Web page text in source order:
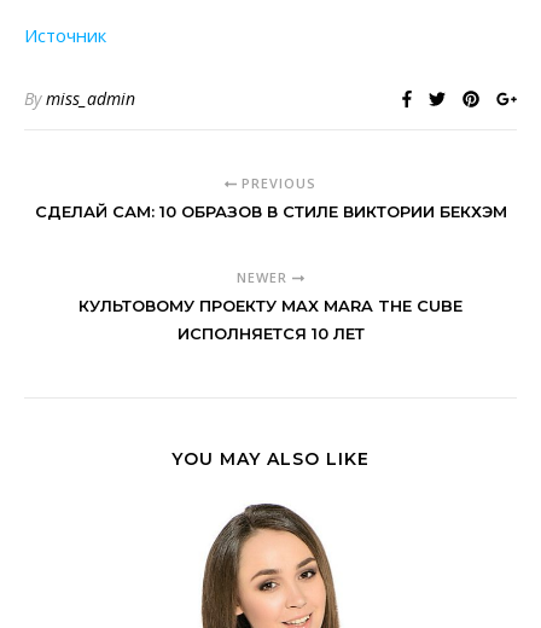
Источник
Bymiss_admin
PREVIOUS
СДЕЛАЙ САМ: 10 ОБРАЗОВ В СТИЛЕ ВИКТОРИИ БЕКХЭМ
NEWER
КУЛЬТОВОМУ ПРОЕКТУ MAX MARA THE CUBE
ИСПОЛНЯЕТСЯ 10 ЛЕТ
YOU MAY ALSO LIKE